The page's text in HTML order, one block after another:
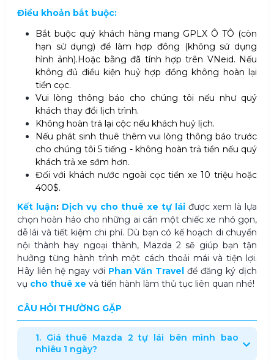
Điều khoản bắt buộc:
Bắt buộc quý khách hàng mang GPLX Ô TÔ (còn
hạn sử dụng) để làm hợp đồng (không sử dụng
hình ảnh).Hoặc bằng đã tính hợp trên VNeid. Nếu
không đủ điều kiện huỷ hợp đồng không hoàn lại
tiền cọc.
Vui lòng thông báo cho chúng tôi nếu như quý
khách thay đổi lịch trình.
Không hoàn trả lại cộc nếu khách huỷ lịch.
Nếu phát sinh thuê thêm vui lòng thông báo trước
cho chúng tôi 5 tiếng - không hoàn trả tiền nếu quý
khách trả xe sớm hơn.
Đối với khách nước ngoài cọc tiền xe 10 triệu hoặc
400$.
Kết luận: Dịch vụ cho thuê xe tự lái được xem là lựa
chọn hoàn hảo cho những ai cần một chiếc xe nhỏ gọn,
dễ lái và tiết kiệm chi phí. Dù bạn có kế hoạch di chuyển
nội thành hay ngoại thành, Mazda 2 sẽ giúp bạn tận
hưởng từng hành trình một cách thoải mái và tiện lợi.
Hãy liên hệ ngay với Phan Văn Travel đểđăng ký dịch
vụ cho thuê xe và tiến hành làm thủ tục liên quan nhé!
CÂU HỎI THƯỜNG GẶP
1. Giá thuê Mazda 2 tự lái bên mình bao
nhiêu 1 ngày?